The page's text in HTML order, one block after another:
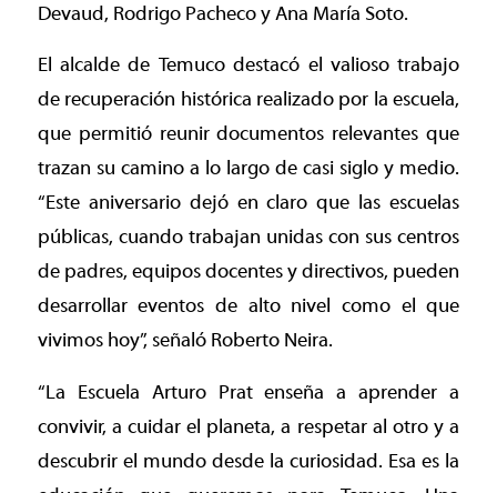
Devaud, Rodrigo Pacheco y Ana María Soto.
El alcalde de Temuco destacó el valioso trabajo
de recuperación histórica realizado por la escuela,
que permitió reunir documentos relevantes que
trazan su camino a lo largo de casi siglo y medio.
“Este aniversario dejó en claro que las escuelas
públicas, cuando trabajan unidas con sus centros
de padres, equipos docentes y directivos, pueden
desarrollar eventos de alto nivel como el que
vivimos hoy”, señaló Roberto Neira.
“La Escuela Arturo Prat enseña a aprender a
convivir, a cuidar el planeta, a respetar al otro y a
descubrir el mundo desde la curiosidad. Esa es la